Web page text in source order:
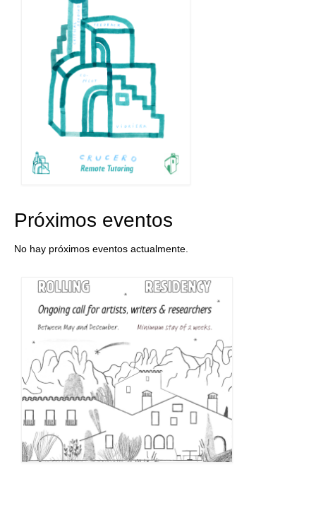
Próximos eventos
No hay próximos eventos actualmente.